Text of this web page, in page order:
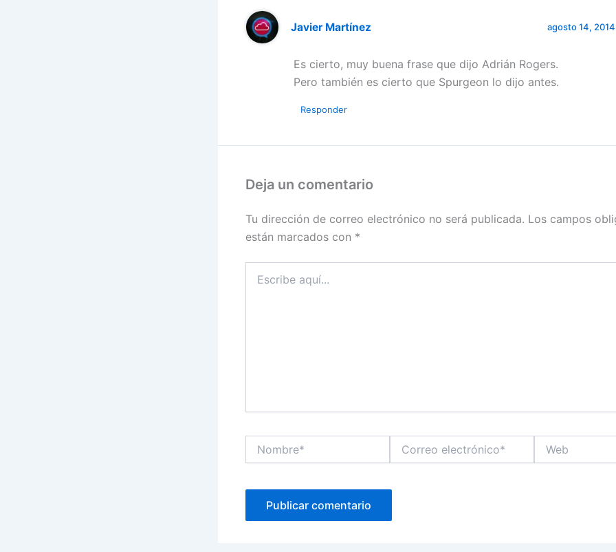
Javier Martínez agosto 14,
Es cierto, muy buena frase que dijo Adrián Rogers.
Pero también es cierto que Spurgeon lo dijo antes.
Responder
Deja un comentario
Tu dirección de correo electrónico no será publicada. Los campos
están marcados con *
aquí...
electrónico*